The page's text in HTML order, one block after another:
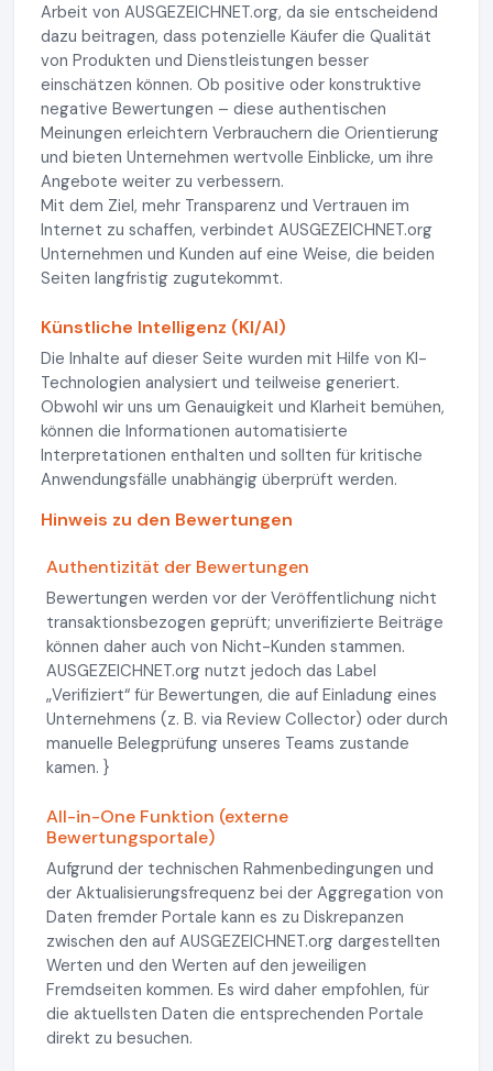
Arbeit von AUSGEZEICHNET.org, da sie entscheidend
dazu beitragen, dass potenzielle Käufer die Qualität
von Produkten und Dienstleistungen besser
einschätzen können. Ob positive oder konstruktive
negative Bewertungen – diese authentischen
Meinungen erleichtern Verbrauchern die Orientierung
und bieten Unternehmen wertvolle Einblicke, um ihre
Angebote weiter zu verbessern.
Mit dem Ziel, mehr Transparenz und Vertrauen im
Internet zu schaffen, verbindet AUSGEZEICHNET.org
Unternehmen und Kunden auf eine Weise, die beiden
Seiten langfristig zugutekommt.
Künstliche Intelligenz (KI/AI)
Die Inhalte auf dieser Seite wurden mit Hilfe von KI-
Technologien analysiert und teilweise generiert.
Obwohl wir uns um Genauigkeit und Klarheit bemühen,
können die Informationen automatisierte
Interpretationen enthalten und sollten für kritische
Anwendungsfälle unabhängig überprüft werden.
Hinweis zu den Bewertungen
Authentizität der Bewertungen
Bewertungen werden vor der Veröffentlichung nicht
transaktionsbezogen geprüft; unverifizierte Beiträge
können daher auch von Nicht-Kunden stammen.
AUSGEZEICHNET.org nutzt jedoch das Label
„Verifiziert“ für Bewertungen, die auf Einladung eines
Unternehmens (z. B. via Review Collector) oder durch
manuelle Belegprüfung unseres Teams zustande
kamen. }
All-in-One Funktion (externe
Bewertungsportale)
Aufgrund der technischen Rahmenbedingungen und
der Aktualisierungsfrequenz bei der Aggregation von
Daten fremder Portale kann es zu Diskrepanzen
zwischen den auf AUSGEZEICHNET.org dargestellten
Werten und den Werten auf den jeweiligen
Fremdseiten kommen. Es wird daher empfohlen, für
die aktuellsten Daten die entsprechenden Portale
direkt zu besuchen.